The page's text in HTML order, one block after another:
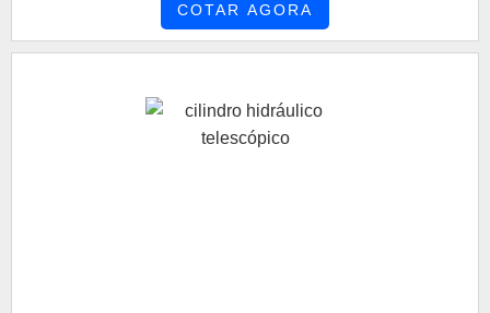
muitos benefíciosAs inversoras de solda industriais não são
equipamentos com muito estudo e tecnologia, sendo capaz
de garantir:Qualidade;Eficiência;Precisão;Durabilidade;Ótimo
COTAR AGORA